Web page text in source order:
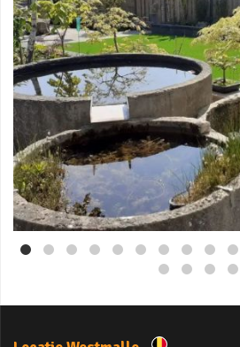
Mei 3